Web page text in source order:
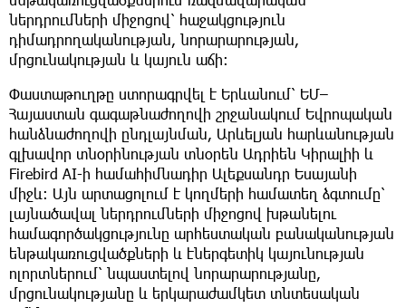
ներդրումների միջոցով՝ հաջակցություն
դիմադրողականության, նորարարության,
մրցունակության և կայուն աճի։
Փաստաթուղթը ստորագրվել է Երևանում՝ ԵՄ–
Հայաստան գագաթնաժողովի շրջանակում Եվրոպական
հանձնաժողովի ընդլայնման, Արևելյան հարևանության
գլխավոր տնօրինության տնօրեն Ադրիեն Կիրալիի և
Firebird AI-ի համահիմնադիր Ալեքսանդր Եսայանի
միջև։ Այն արտացոլում է կողմերի համատեղ ձգտումը՝
լայնածավալ ներդրումների միջոցով խթանելու
համագործակցությունը արհեստական բանականության
ենթակառուցվածքների և էներգետիկ կայունության
ոլորտներում՝ նպաստելով նորարարությանը,
մրցունակությանը և երկարաժամկետ տնտեսական